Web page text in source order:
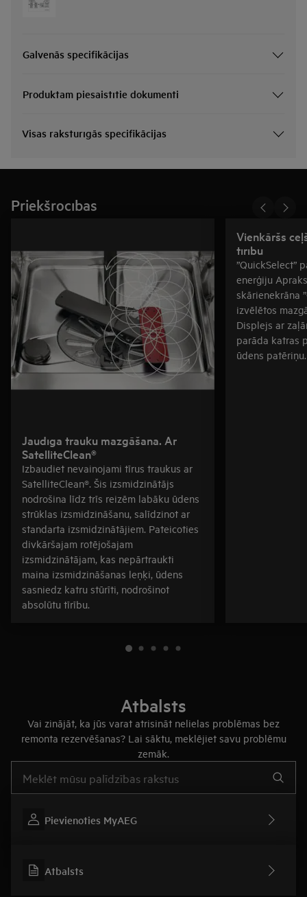
Galvenās specifikācijas
Produktam piesaistītie dokumenti
Visas raksturīgās specifikācijas
Priekšrocības
Jaudīga trauku mazgāšana. Ar
SatelliteClean®
Izbaudiet nevainojami tīrus traukus ar
SatelliteClean®. Šis izsmidzinātājs
nodrošina līdz trīs reizēm labāku ūdens
strūklas izsmidzināšanu, salīdzinot ar
standarta izsmidzinātājiem. Pateicoties
divkāršajam rotējošajam
izsmidzinātājam, kas nepārtraukti
maina izsmidzināšanas leņķi, ūdens
sasniedz katru stūrīti, nodrošinot
absolūtu tīrību.
Vienkāršs
tīrību
”QuickSelect”
enerģiju
skārienekrāna
izvēlētos
Displejs ar
parāda katras
ūdens patēriņu.
Atbalsts
Vai zinājāt, ka jūs varat atrisināt nelielas problēmas bez
remonta rezervēšanas? Lai sāktu, meklējiet savu problēmu
zemāk.
Pievienoties MyAEG
Atbalsts